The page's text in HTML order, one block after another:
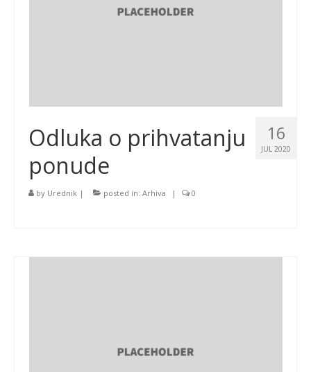
16
JUL 2020
Odluka o prihvatanju
ponude
by Urednik | posted in: Arhiva | 0